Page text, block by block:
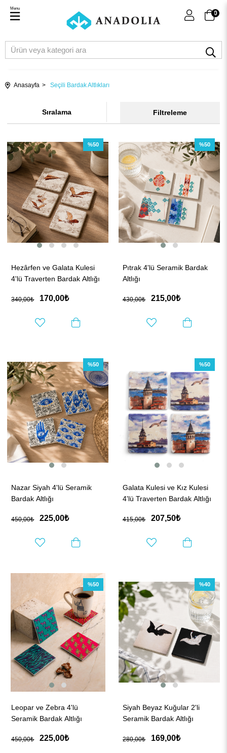
0
Menu
Anasayfa Seçili Bardak Altlıkları
Filtreleme
Sıralama
Hezârfen ve Galata Kulesi
4'lü Traverten Bardak Altlığı
170,00₺
340,00₺
%50
Pıtrak 4'lü Seramik Bardak
Altlığı
215,00₺
430,00₺
%50
Nazar Siyah 4'lü Seramik
Bardak Altlığı
225,00₺
450,00₺
%50
Galata Kulesi ve Kız Kulesi
4'lü Traverten Bardak Altlığı
207,50₺
415,00₺
%50
Leopar ve Zebra 4'lü
Seramik Bardak Altlığı
225,00₺
450,00₺
%50
Siyah Beyaz Kuğular 2'li
Seramik Bardak Altlığı
169,00₺
280,00₺
%40